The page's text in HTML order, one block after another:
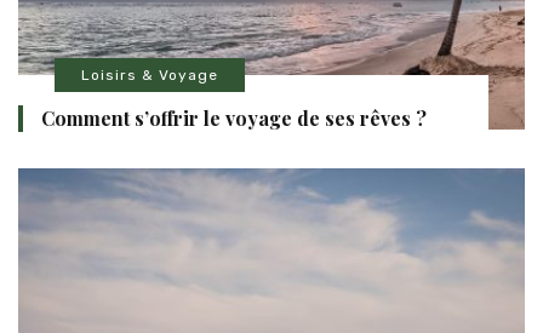
Loisirs & Voyage
Comment s’offrir le voyage de ses rêves ?